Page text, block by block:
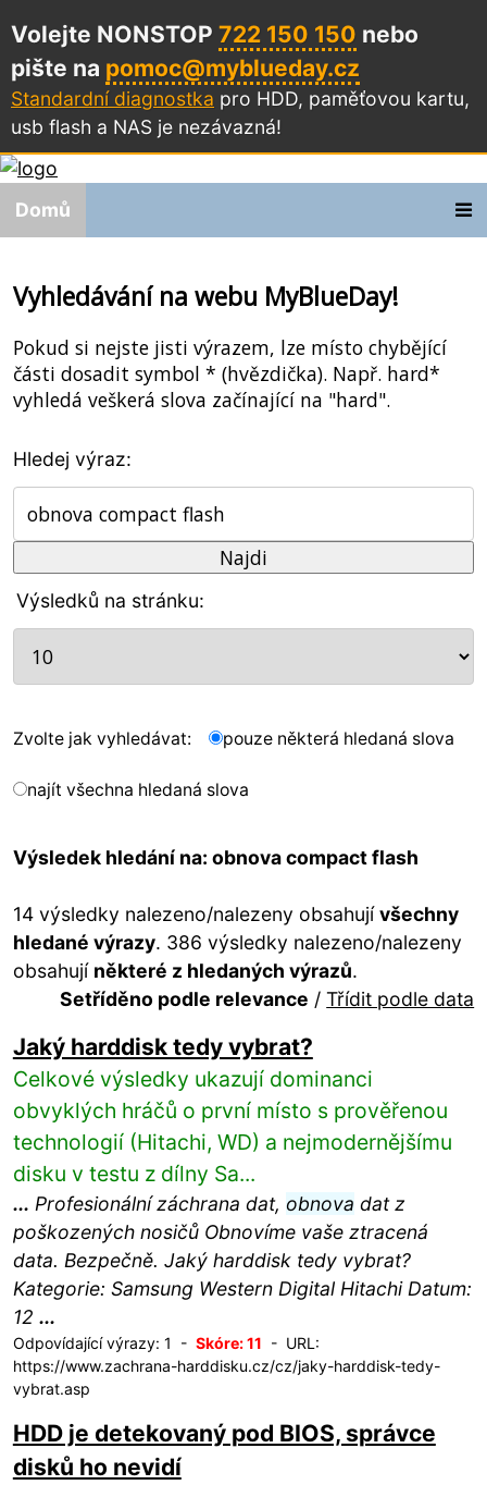
Volejte NONSTOP 722 150 150 nebo
pište na pomoc@myblueday.cz
Standardní diagnostka pro HDD, paměťovou kartu,
usb flash a NAS je nezávazná!
Domů
Vyhledávání na webu MyBlueDay!
Pokud si nejste jisti výrazem, lze místo chybějící
části dosadit symbol * (hvězdička). Např. hard*
vyhledá veškerá slova začínající na "hard".
Hledej výraz:
Výsledků na stránku:
Zvolte jak vyhledávat: pouze některá hledaná slova
najít všechna hledaná slova
Výsledek hledání na: obnova compact flash
14 výsledky nalezeno/nalezeny obsahujívšechny
hledané výrazy. 386 výsledky nalezeno/nalezeny
obsahují některé z hledaných výrazů.
Setříděno podle relevance /Třídit podle data
Jaký harddisk tedy vybrat?
Celkové výsledky ukazují dominanci
obvyklých hráčů o první místo s prověřenou
technologií (Hitachi, WD) a nejmodernějšímu
disku v testu z dílny Sa...
... Profesionální záchrana dat, obnova dat z
poškozených nosičů Obnovíme vaše ztracená
data. Bezpečně. Jaký harddisk tedy vybrat?
Kategorie: Samsung Western Digital Hitachi Datum:
12 ...
Odpovídající výrazy: 1 - Skóre: 11 - URL:
https://www.zachrana-harddisku.cz/cz/jaky-harddisk-tedy-
vybrat.asp
HDD je detekovaný pod BIOS, správce
disků ho nevidí